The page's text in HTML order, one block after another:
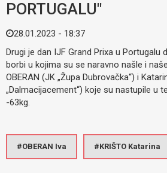
PORTUGALU"
28.01.2023 - 18:37
Drugi je dan IJF Grand Prixa u Portugalu
borbi u kojima su se naravno našle i
OBERAN (JK „Župa Dubrovačka“) i
„Dalmacijacement“) koje su nastupile u
-63kg.
OBERAN Iva KRIŠTO Katarina